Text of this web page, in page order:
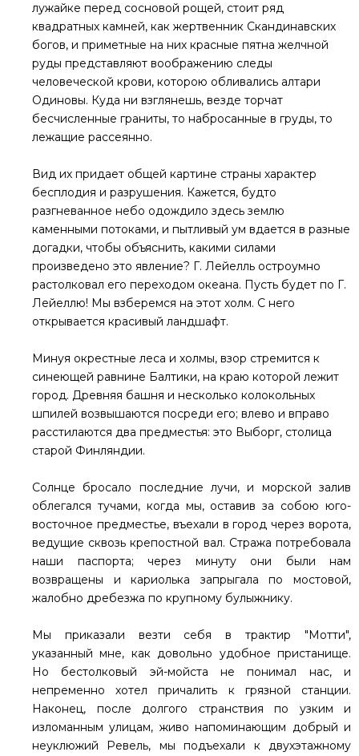
лужайке перед сосновой рощей, стоит ряд
квадратных камней, как жертвенник Скандинавских
богов, и приметные на них красные пятна желчной
руды представляют воображению следы
человеческой крови, которою обливались алтари
Одиновы. Куда ни взглянешь, везде торчат
бесчисленные граниты, то набросанные в груды, то
лежащие рассеянно.
Вид их придает общей картине страны характер
бесплодия и разрушения. Кажется, будто
разгневанное небо одождило здесь землю
каменными потоками, и пытливый ум вдается в разные
догадки, чтобы объяснить, какими силами
произведено это явление? Г. Лейелль остроумно
растолковал его переходом океана. Пусть будет по Г.
Лейеллю! Мы взберемся на этот холм. С него
открывается красивый ландшафт.
Минуя окрестные леса и холмы, взор стремится к
синеющей равнине Балтики, на краю которой лежит
город. Древняя башня и несколько колокольных
шпилей возвышаются посреди его; влево и вправо
расстилаются два предместья: это Выборг, столица
старой Финляндии.
Солнце бросало последние лучи, и морской залив
облегался тучами, когда мы, оставив за собою юго-
восточное предместье, въехали в город через ворота,
ведущие сквозь крепостной вал. Стража потребовала
наши паспорта; через минуту они были нам
возвращены и кариолька запрыгала по мостовой,
жалобно дребезжа по крупному булыжнику.
Мы приказали везти себя в трактир "Мотти",
указанный мне, как довольно удобное пристанище.
Но бестолковый эй-мойста не понимал нас, и
непременно хотел причалить к грязной станции.
Наконец, после долгого странствия по узким и
изломанным улицам, живо напоминающим добрый и
неуклюжий Ревель, мы подъехали к двухэтажному